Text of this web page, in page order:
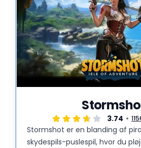
3.74
Stormshot er en blanding af
skydespils-puslespil, hvor du